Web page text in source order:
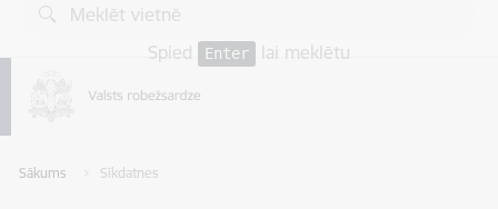
Pāriet uz lapas saturu
Spied
Enter lai meklētu
Sākums Sīkdatnes